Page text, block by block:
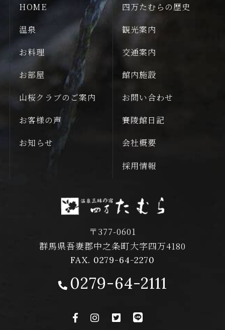
HOME
温泉
お料理
お部屋
四万たむらの歴史
観光案内
交通案内
館内施設
山桜クラブのご案内
お客様の声
お知らせ
お問い合わせ
賽陵館日記
会社概要
採用情報
〒377-0601
群馬県吾妻郡中之条町大字四万4180
FAX. 0279-64-2270
0279-64-2111